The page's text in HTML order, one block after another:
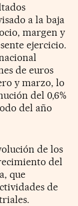
a la baja
margen y
ejercicio.
de euros
y marzo, lo
del 0,6%
del año
de los
del
que
de